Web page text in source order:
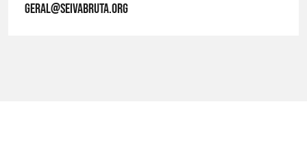
GERAL@SEIVABRUTA.ORG